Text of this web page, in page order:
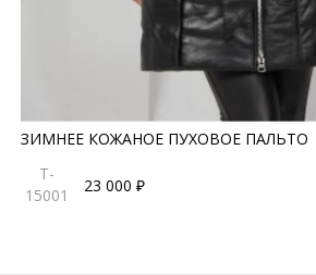
ЗИМНЕЕ КОЖАНОЕ ПУХОВОЕ ПАЛЬТО
T-
15001
23 000 ₽